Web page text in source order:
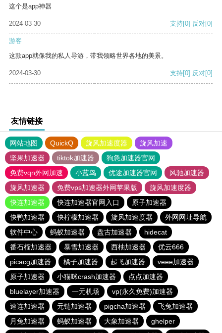
这个是app神器
2024-03-30 支持[0] 反对[0]
游客
这款app就像我的私人导游，带我领略世界各地的美景。
2024-03-30 支持[0] 反对[0]
友情链接
网站地图 QuickQ 旋风加速度器
旋风加速
坚果加速器
tiktok加速器
狗急加速器官网
免费vqn外网加速
小蓝鸟 优途加速器官网
风驰加速器
旋风加速器
免费vps加速器外网苹果版
旋风加速度器
快连加速器
快连加速器官网入口
原子加速器
快鸭加速器
快柠檬加速器 旋风加速度器
外网网址导航
软件中心
蚂蚁加速器 盘古加速器
hidecat
番石榴加速器
暴雪加速器 西柚加速器
优云666
picacg加速器
橘子加速器 起飞加速器
veee加速器
原子加速器
小猫咪crash加速器
点点加速器
bluelayer加速器
一元机场
vp(永久免费)加速器
速连加速器
元链加速器 pigcha加速器
飞兔加速器
月兔加速器
蚂蚁加速器 大象加速器
ghelper